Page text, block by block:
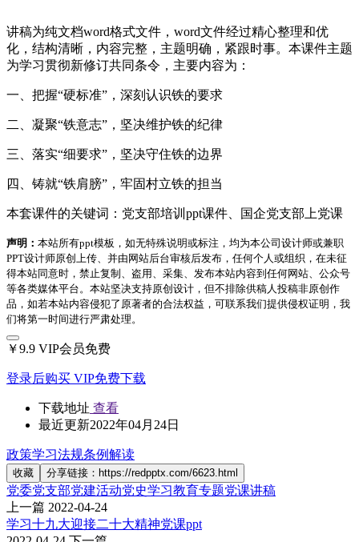
讲稿为纯文档word格式文件，word文件经过精心整理和优
化，结构清晰，内容完整，主题明确，紧跟时事。本课件主题
为学习贯彻新修订共同条令，主要内容为：
一、把握“硬标准”，深刻认识铁的要求
二、凝聚“铁意志”，坚决维护铁的纪律
三、落实“细要求”，坚决守住铁的边界
四、铸就“铁肩膀”，牢固村立铁的担当
本套课件的关键词：党支部培训ppt课件、国企党支部上党课
声明： 本站所有ppt模板，如无特殊说明或标注，均为本公司设计师或兼职
PPT设计师原创上传、并由网站后台审核后发布，任何个人或组织，在未征
得本站同意时，禁止复制、盗用、采集、发布本站内容到任何网站、公众号
等各类媒体平台。本站坚决支持原创设计，但不排除供稿人投稿非原创作
品，如若本站内容侵犯了原著者的合法权益，可联系我们提供侵权证明，我
们将第一时间进行严肃处理。
￥9.9 VIP会员免费
登录后购买 VIP免费下载
下载地址 查看
最近更新2022年04月24日
政策学习法规条例解读
收藏 分享链接：https://redpptx.com/6623.html
党委党支部党建活动党史学习教育专题党课讲稿
上一篇 2022-04-24
学习十九大迎接二十大精神党课ppt